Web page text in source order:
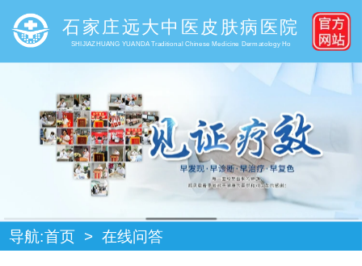
石家庄远大中医皮肤病医院
SHIJIAZHUANG YUANDA Traditional Chinese Medicine Dermatology Ho
导航:首页 > 在线问答